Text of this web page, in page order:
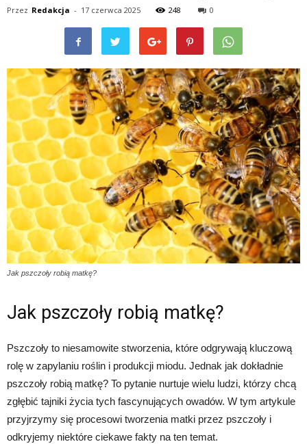
Przez Redakcja - 17 czerwca 2025 248 0
Jak pszczoły robią matkę?
Jak pszczoły robią matkę?
Pszczoły to niesamowite stworzenia, które odgrywają kluczową
rolę w zapylaniu roślin i produkcji miodu. Jednak jak dokładnie
pszczoły robią matkę? To pytanie nurtuje wielu ludzi, którzy chcą
zgłębić tajniki życia tych fascynujących owadów. W tym artykule
przyjrzymy się procesowi tworzenia matki przez pszczoły i
odkryjemy niektóre ciekawe fakty na ten temat.